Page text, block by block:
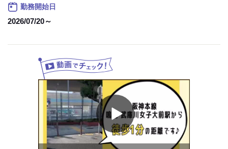
勤務開始日
2026/07/20～
Play